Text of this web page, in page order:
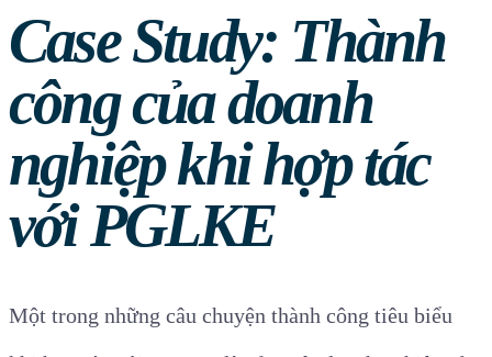
Case Study: Thành
công của doanh
nghiệp khi hợp tác
với PGLKE
Một trong những câu chuyện thành công tiêu biểu